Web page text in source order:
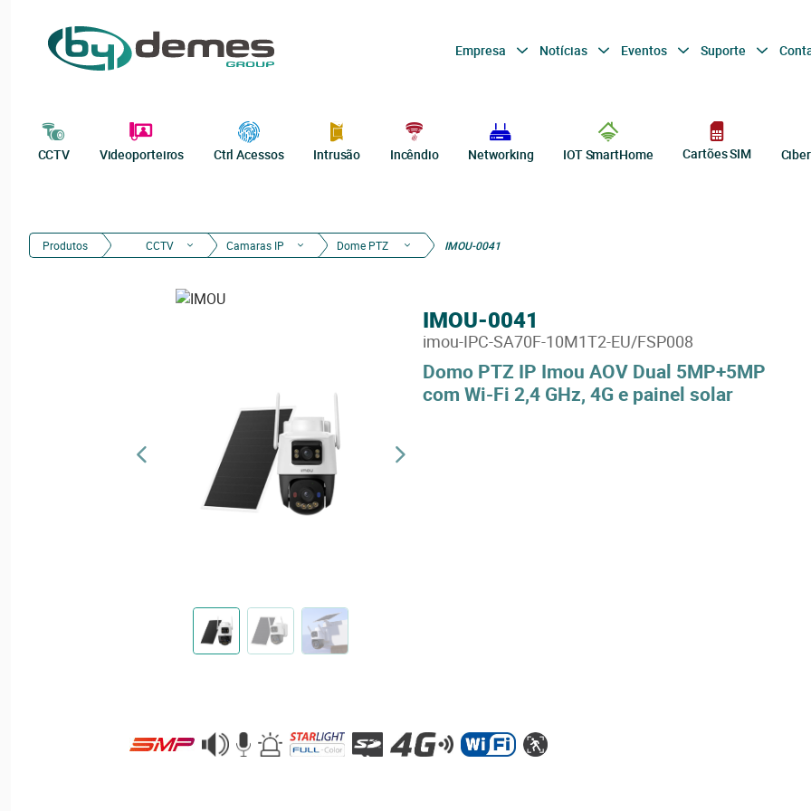
Empresa Notícias Eventos Suporte
CCTV Videoporteiros Ctrl Acessos Intrusão Incêndio Networking IOT SmartHome Cartões SIM
Produtos CCTV Camaras IP Dome PTZ IMOU-0041
Domo PTZ IP Imou AOV Dual 5MP+5MP
com Wi-Fi 2,4 GHz, 4G e painel solar
IMOU-0041
imou-IPC-SA70F-10M1T2-EU/FSP008